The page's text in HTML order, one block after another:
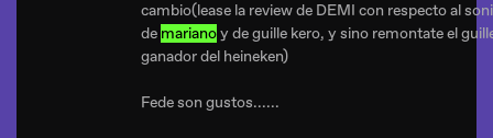
cambio(lease la review de DEMI con respecto al
de marianoy de guille kero, y sino remontate el
ganador del heineken)
Fede son gustos......